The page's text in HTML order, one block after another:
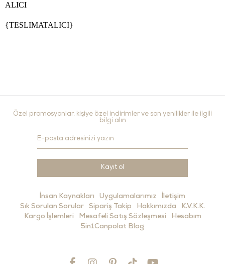
ALICI
{TESLIMATALICI}
Özel promosyonlar, kişiye özel indirimler ve son yenilikler ile ilgili
bilgi alın
Kayıt ol
İnsan Kaynakları Uygulamalarımız
İletişim
Sık Sorulan Sorular
Sipariş Takip Hakkımızda
K.V.K.K.
Kargo İşlemleri
Mesafeli Satış Sözleşmesi
Hesabım
5in1Canpolat Blog